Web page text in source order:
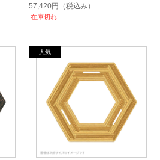
57,420円 （税込み）
在庫切れ